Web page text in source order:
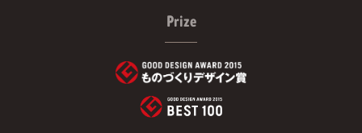
Prize